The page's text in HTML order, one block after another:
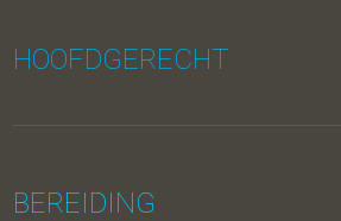
HOOFDGERECHT
BEREIDING